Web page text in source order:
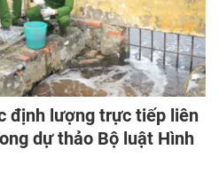
định lượng trực tiếp liên
dự thảo Bộ luật Hình